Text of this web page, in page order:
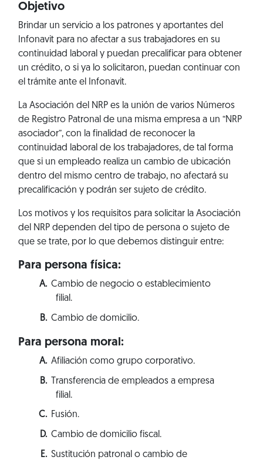
Objetivo
Brindar un servicio a los patrones y aportantes del
Infonavit para no afectar a sus trabajadores en su
continuidad laboral y puedan precalificar para obtener
un crédito, o si ya lo solicitaron, puedan continuar con
el trámite ante el Infonavit.
La Asociación del NRP es la unión de varios Números
de Registro Patronal de una misma empresa a un “NRP
asociador”, con la finalidad de reconocer la
continuidad laboral de los trabajadores, de tal forma
que si un empleado realiza un cambio de ubicación
dentro del mismo centro de trabajo, no afectará su
precalificación y podrán ser sujeto de crédito.
Los motivos y los requisitos para solicitar la Asociación
del NRP dependen del tipo de persona o sujeto de
que se trate, por lo que debemos distinguir entre:
Para persona física:
Cambio de negocio o establecimiento
filial.
Cambio de domicilio.
Para persona moral:
Afiliación como grupo corporativo.
Transferencia de empleados a empresa
filial.
Fusión.
Cambio de domicilio fiscal.
Sustitución patronal o cambio de